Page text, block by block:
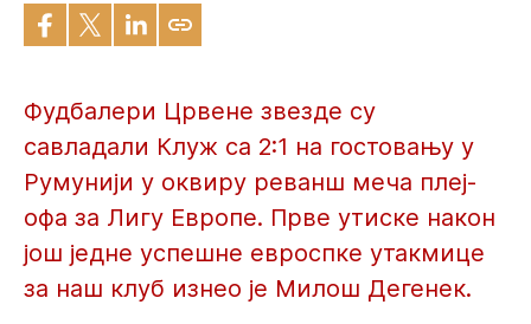
Фудбалери Црвене звезде су
савладали Клуж са 2:1 на гостовању у
Румунији у оквиру реванш меча плеј-
офа за Лигу Европе. Прве утиске након
још једне успешне евроспке утакмице
за наш клуб изнео је Милош Дегенек.